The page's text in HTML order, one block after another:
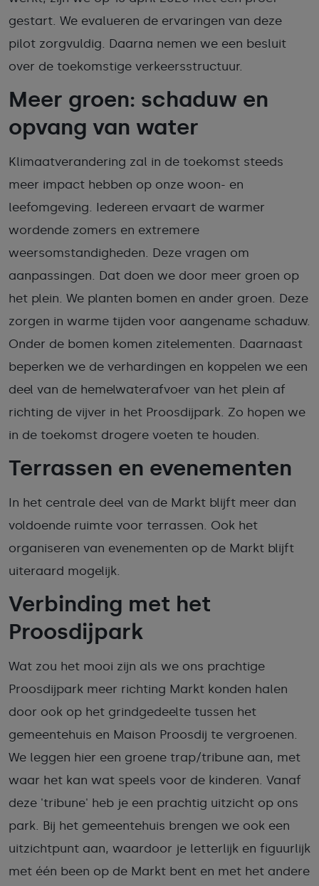
gestart. We evalueren de ervaringen van deze
pilot zorgvuldig. Daarna nemen we een besluit
over de toekomstige verkeersstructuur.
Meer groen: schaduw en
opvang van water
Klimaatverandering zal in de toekomst steeds
meer impact hebben op onze woon- en
leefomgeving. Iedereen ervaart de warmer
wordende zomers en extremere
weersomstandigheden. Deze vragen om
aanpassingen. Dat doen we door meer groen op
het plein. We planten bomen en ander groen. Deze
zorgen in warme tijden voor aangename schaduw.
Onder de bomen komen zitelementen. Daarnaast
beperken we de verhardingen en koppelen we een
deel van de hemelwaterafvoer van het plein af
richting de vijver in het Proosdijpark. Zo hopen we
in de toekomst drogere voeten te houden.
Terrassen en evenementen
In het centrale deel van de Markt blijft meer dan
voldoende ruimte voor terrassen. Ook het
organiseren van evenementen op de Markt blijft
uiteraard mogelijk.
Verbinding met het
Proosdijpark
Wat zou het mooi zijn als we ons prachtige
Proosdijpark meer richting Markt konden halen
door ook op het grindgedeelte tussen het
gemeentehuis en Maison Proosdij te vergroenen.
We leggen hier een groene trap/tribune aan, met
waar het kan wat speels voor de kinderen. Vanaf
deze 'tribune' heb je een prachtig uitzicht op ons
park. Bij het gemeentehuis brengen we ook een
uitzichtpunt aan, waardoor je letterlijk en figuurlijk
met één been op de Markt bent en met het andere